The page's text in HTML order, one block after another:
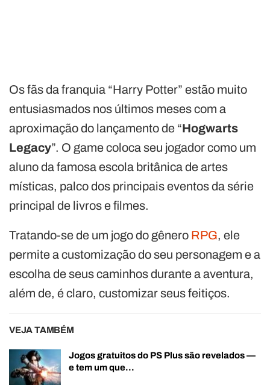
Os fãs da franquia “Harry Potter” estão muito
entusiasmados nos últimos meses com a
aproximação do lançamento de “Hogwarts
Legacy”. O game coloca seu jogador como um
aluno da famosa escola britânica de artes
místicas, palco dos principais eventos da série
principal de livros e filmes.
Tratando-se de um jogo do gênero RPG, ele
permite a customização do seu personagem e a
escolha de seus caminhos durante a aventura,
além de, é claro, customizar seus feitiços.
VEJA TAMBÉM
Jogos gratuitos do PS Plus são revelados —
e tem um que…